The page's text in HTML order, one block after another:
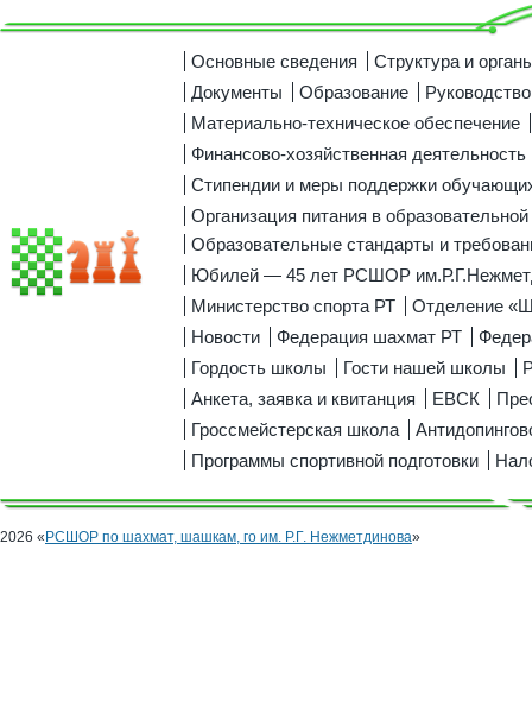
Основные сведения
Структура и
Документы
Образование
Руководство
Материально-техническое обеспечение
Финансово-хозяйственная деятельность
Стипендии и меры поддержки
Организация питания в образовательной
Образовательные стандарты и
Юбилей — 45 лет РСШОР
Министерство спорта РТ
Отделение
Новости
Федерация шахмат РТ
Гордость школы
Гости нашей школы
Анкета, заявка и квитанция
ЕВСК
Гроссмейстерская школа
Программы спортивной подготовки
2026 «РСШОР по шахмат, шашкам, го им. Р.Г. Нежметдинова»